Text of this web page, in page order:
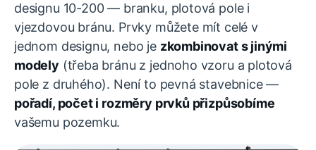
designu 10-200 — branku, plotová pole i
vjezdovou bránu. Prvky můžete mít celé v
jednom designu, nebo je zkombinovat s jinými
modely (třeba bránu z jednoho vzoru a plotová
pole z druhého). Není to pevná stavebnice —
pořadí, počet i rozměry prvků přizpůsobíme
vašemu pozemku.